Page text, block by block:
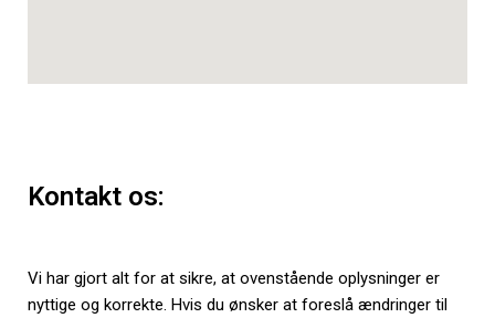
Kontakt os:
Vi har gjort alt for at sikre, at ovenstående oplysninger er
nyttige og korrekte. Hvis du ønsker at foreslå ændringer til